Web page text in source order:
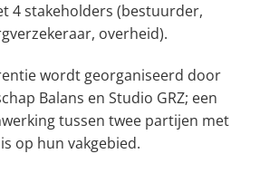
4 stakeholders (bestuurder,
overheid).
wordt georganiseerd door
Balans en Studio GRZ; een
tussen twee partijen met
op hun vakgebied.